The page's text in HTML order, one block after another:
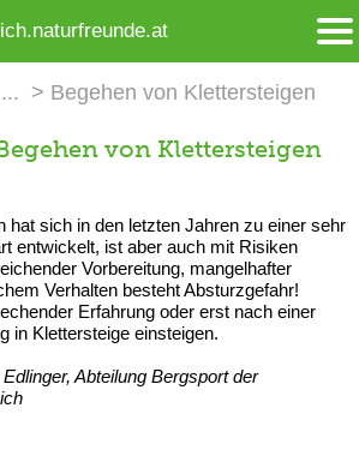
Begehen von Klettersteigen
von Klettersteigen
hat sich in den letzten Jahren zu einer sehr
entwickelt, ist aber auch mit Risiken
Vorbereitung, mangelhafter
Verhalten besteht Absturzgefahr!
Erfahrung oder erst nach einer
in Klettersteige einsteigen.
Abteilung Bergsport der